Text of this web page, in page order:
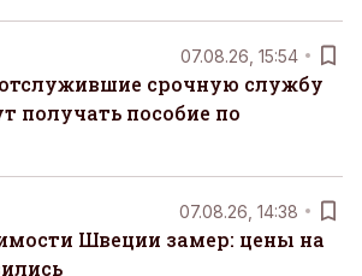
07.08.26, 15:54
срочную службу
получать пособие по
07.08.26, 14:38
Швеции замер: цены на